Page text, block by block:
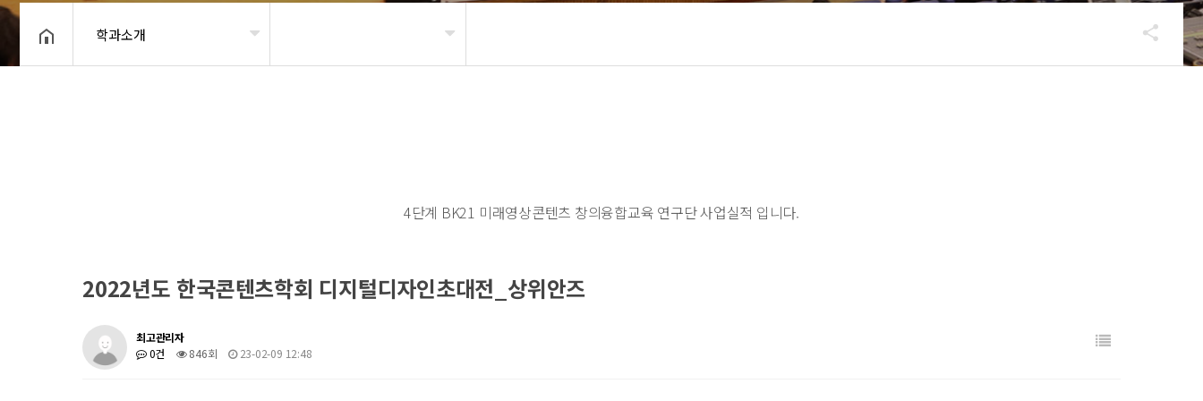
학과소개
4단계 BK21 미래영상콘텐츠 창의융합교육 연구단 사업실적 입니다.
2022년도 한국콘텐츠학회 디지털디자인초대전_상위안즈
최고관리자
0건
846회 23-02-09 12:48